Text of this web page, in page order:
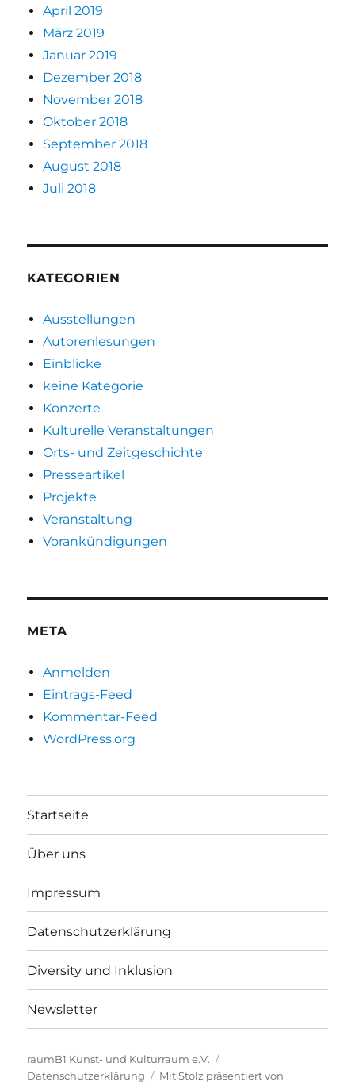
April 2019
März 2019
Januar 2019
Dezember 2018
November 2018
Oktober 2018
September 2018
August 2018
Juli 2018
KATEGORIEN
Ausstellungen
Autorenlesungen
Einblicke
keine Kategorie
Konzerte
Kulturelle Veranstaltungen
Orts- und Zeitgeschichte
Presseartikel
Projekte
Veranstaltung
Vorankündigungen
META
Anmelden
Eintrags-Feed
Kommentar-Feed
WordPress.org
Startseite
Über uns
Impressum
Datenschutzerklärung
Diversity und Inklusion
Newsletter
raumB1 Kunst- und Kulturraum e.V.
Datenschutzerklärung
Mit Stolz präsentiert von